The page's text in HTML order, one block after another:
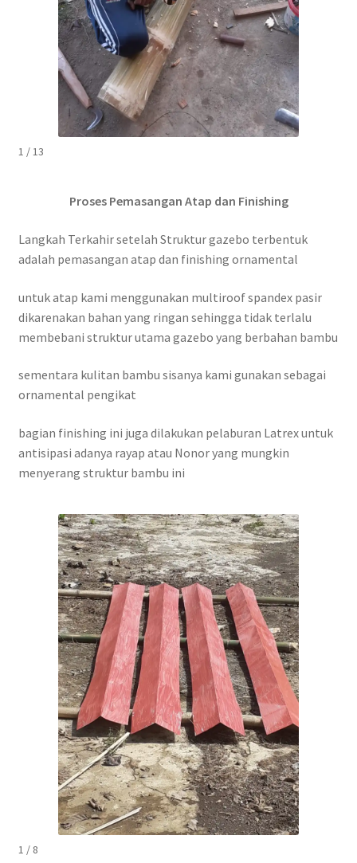
1 / 13
Proses Pemasangan Atap dan Finishing
Langkah Terkahir setelah Struktur gazebo terbentuk
adalah pemasangan atap dan finishing ornamental
untuk atap kami menggunakan multiroof spandex pasir
dikarenakan bahan yang ringan sehingga tidak terlalu
membebani struktur utama gazebo yang berbahan bambu
sementara kulitan bambu sisanya kami gunakan sebagai
ornamental pengikat
bagian finishing ini juga dilakukan pelaburan Latrex untuk
antisipasi adanya rayap atau Nonor yang mungkin
menyerang struktur bambu ini
1 / 8